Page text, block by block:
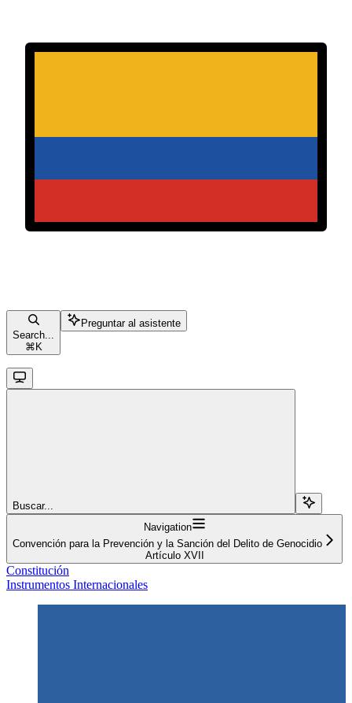
Search...
⌘ K
Preguntar al asistente
Buscar...
Navigation
Convención para la Prevención y la Sanción del Delito de Genocidio
Artículo XVII
Constitución
Instrumentos Internacionales